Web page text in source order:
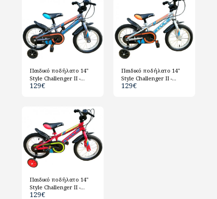
Παιδικό ποδήλατο 14"
Style Challenger ΙΙ -
Ανθρακί
129€
Παιδικό ποδήλατο 14"
Style Challenger ΙΙ -
Ασημί
129€
Παιδικό ποδήλατο 14"
Style Challenger ΙΙ -
Κόκκινο
129€